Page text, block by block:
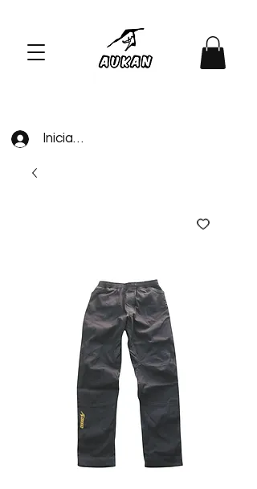
Iniciar sesión